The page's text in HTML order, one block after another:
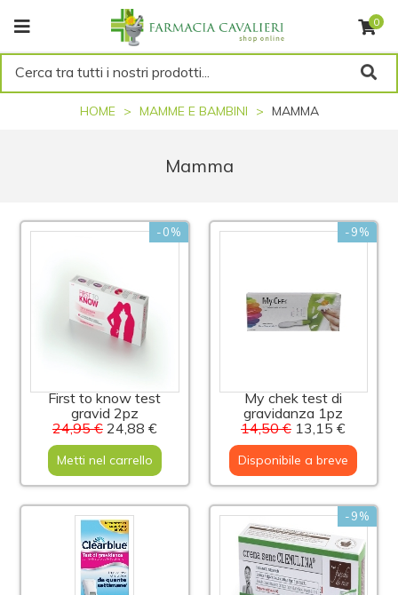
0
Cerca tra tutti i nostri prodotti...
HOME MAMME E BAMBINI MAMMA
Mamma
-0%
First to know test
gravid 2pz
24,95 €24,88 €
Metti nel carrello
-9%
My chek test di
gravidanza 1pz
14,50 € 13,15 €
Disponibile a breve
-9%